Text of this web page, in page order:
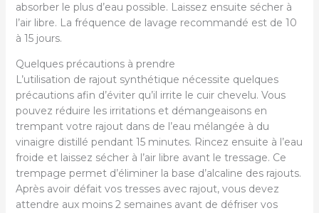
absorber le plus d’eau possible. Laissez ensuite sécher à
l’air libre. La fréquence de lavage recommandé est de 10
à 15 jours.
Quelques précautions à prendre
L’utilisation de rajout synthétique nécessite quelques
précautions afin d’éviter qu’il irrite le cuir chevelu. Vous
pouvez réduire les irritations et démangeaisons en
trempant votre rajout dans de l’eau mélangée à du
vinaigre distillé pendant 15 minutes. Rincez ensuite à l’eau
froide et laissez sécher à l’air libre avant le tressage. Ce
trempage permet d’éliminer la base d’alcaline des rajouts.
Après avoir défait vos tresses avec rajout, vous devez
attendre aux moins 2 semaines avant de défriser vos